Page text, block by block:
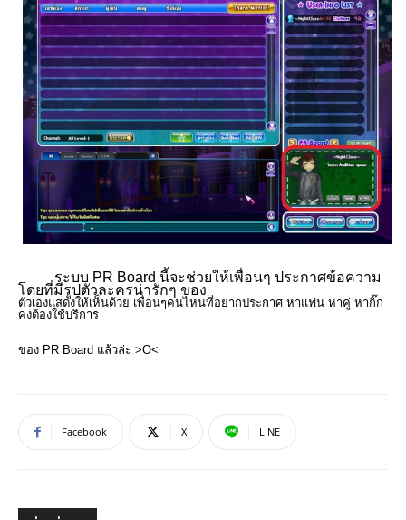
ระบบ PR Board นี้จะช่วยให้เพื่อนๆ ประกาศข้อความ
โดยที่มีรูปตัวละครน่ารักๆ ของ
ตัวเองแสดงให้เห็นด้วย เพื่อนๆคนไหนที่อยากประกาศ หาแฟน หาคู่ หากิ๊ก
คงต้องใช้บริการ
ของ PR Board แล้วล่ะ >O<
Facebook X LINE